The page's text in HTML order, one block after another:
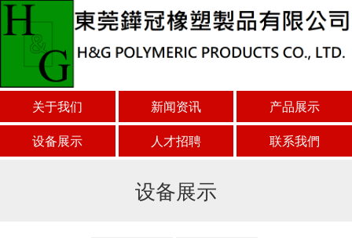
关于我们 新闻资讯
产品展示
设备展示
人才招聘 联系我們
设备展示